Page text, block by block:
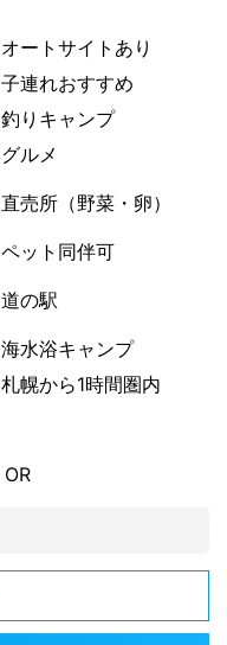
オートサイトあり
子連れおすすめ
釣りキャンプ
グルメ
直売所（野菜・卵）
ペット同伴可
道の駅
海水浴キャンプ
札幌から1時間圏内
OR